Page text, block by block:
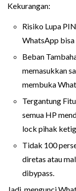
Kekurangan:
Risiko Lupa
WhatsApp bisa
Beban
memasukkan
membuka
Tergantung
semua HP
lock pihak
Tidak 100
diretas atau
dibypass.